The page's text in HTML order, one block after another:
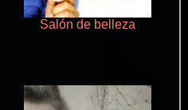
Salón de belleza